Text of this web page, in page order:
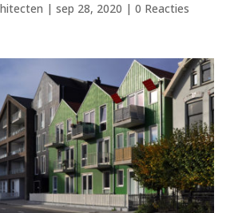
| sep 28, 2020 | 0 Reacties